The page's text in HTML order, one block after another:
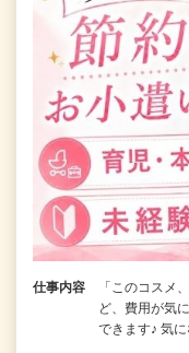
仕事内容
「このコスメ
ど、費用が気
できます♪ 気